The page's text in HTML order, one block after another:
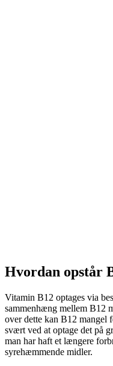
Hvordan opstår
Vitamin B12 optages via
sammenhæng mellem B12
over dette kan B12 mangel
svært ved at optage det på
man har haft et længere
syrehæmmende midler.